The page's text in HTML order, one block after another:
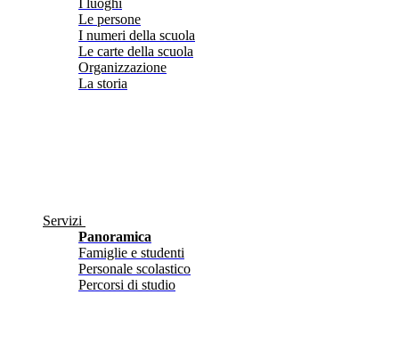
I luoghi
Le persone
I numeri della scuola
Le carte della scuola
Organizzazione
La storia
Servizi
Panoramica
Famiglie e studenti
Personale scolastico
Percorsi di studio